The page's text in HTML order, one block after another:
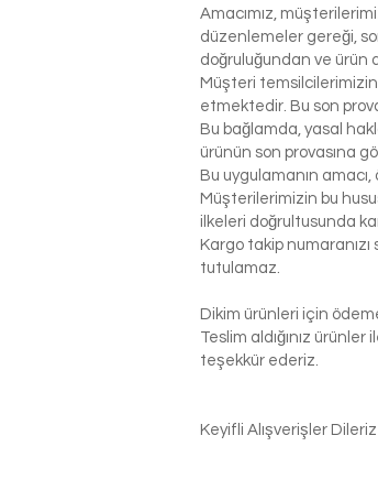
Amacımız,
düzenlemeler gereği,
doğruluğundan ve ürün
Müşteri temsilcilerimizin
etmektedir. Bu son
Bu bağlamda, yasal
ürünün son provasına
Bu uygulamanın
Müşterilerimizin bu
ilkeleri doğrultusunda
Kargo takip
tutulamaz.
Dikim ürünleri için
Teslim aldığınız
teşekkür ederiz.
Keyifli Alışverişler Dileriz